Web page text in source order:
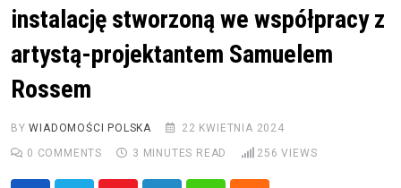
instalację stworzoną we współpracy z
artystą-projektantem Samuelem
Rossem
BYWIADOMOŚCI POLSKA
22 KWIETNIA 2024
0 COMMENTS 3 MINUTES READ 256 VIEWS